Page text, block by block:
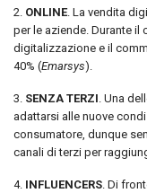
2. ONLINE. La vendita
per le aziende. Durante il
digitalizzazione e il
40% (Emarsys).
3. SENZA TERZI . Una
adattarsi alle nuove
consumatore, dunque
canali di terzi per
4. INFLUENCERS . Di